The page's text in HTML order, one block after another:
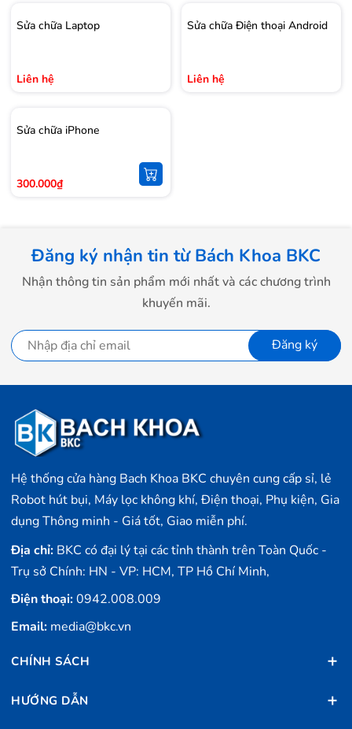
Sửa chữa Laptop
Liên hệ
Sửa chữa Điện thoại Android
Liên hệ
Sửa chữa iPhone
300.000₫
Đăng ký nhận tin từ Bách Khoa BKC
Nhận thông tin sản phẩm mới nhất và các chương trình
khuyến mãi.
Đăng ký
Hệ thống cửa hàng Bach Khoa BKC chuyên cung cấp sỉ, lẻ
Robot hút bụi, Máy lọc không khí, Điện thoại, Phụ kiện, Gia
dụng Thông minh - Giá tốt, Giao miễn phí.
Địa chỉ: BKC có đại lý tại các tỉnh thành trên Toàn Quốc -
Trụ sở Chính: HN - VP: HCM, TP Hồ Chí Minh,
Điện thoại:0942.008.009
Email: media@bkc.vn
CHÍNH SÁCH
HƯỚNG DẪN